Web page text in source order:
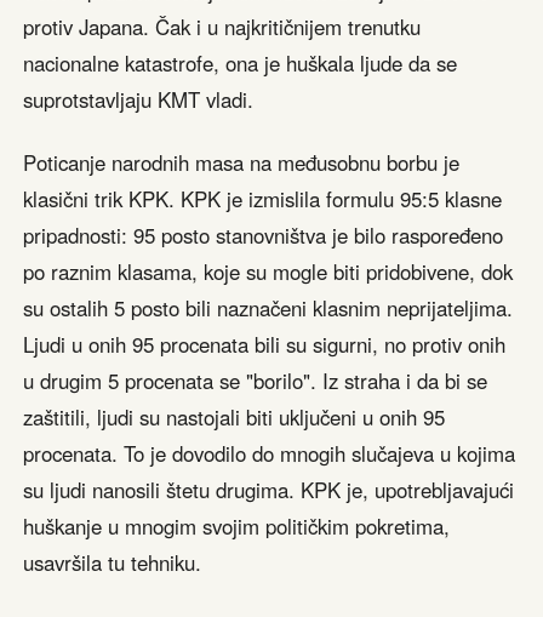
protiv Japana. Čak i u najkritičnijem trenutku
nacionalne katastrofe, ona je huškala ljude da se
suprotstavljaju KMT vladi.
Poticanje narodnih masa na međusobnu borbu je
klasični trik KPK. KPK je izmislila formulu 95:5 klasne
pripadnosti: 95 posto stanovništva je bilo raspoređeno
po raznim klasama, koje su mogle biti pridobivene, dok
su ostalih 5 posto bili naznačeni klasnim neprijateljima.
Ljudi u onih 95 procenata bili su sigurni, no protiv onih
u drugim 5 procenata se "borilo". Iz straha i da bi se
zaštitili, ljudi su nastojali biti uključeni u onih 95
procenata. To je dovodilo do mnogih slučajeva u kojima
su ljudi nanosili štetu drugima. KPK je, upotrebljavajući
huškanje u mnogim svojim političkim pokretima,
usavršila tu tehniku.